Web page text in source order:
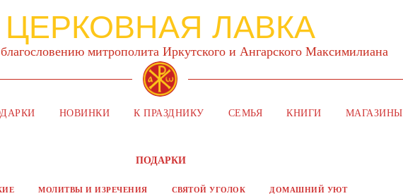
ЦЕРКОВНАЯ ЛАВКА
митрополита Иркутского и Ангарского Максимилиана
НОВИНКИ К ПРАЗДНИКУ СЕМЬЯ КНИГИ МАГАЗИНЫ
ПОДАРКИ
МОЛИТВЫ И ИЗРЕЧЕНИЯ СВЯТОЙ УГОЛОК ДОМАШНИЙ УЮТ